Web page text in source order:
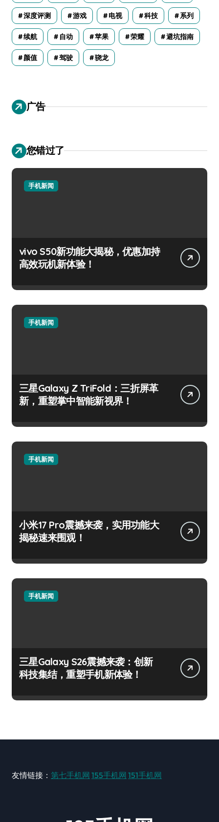
深度评测 游戏 电视 科技 系列
续航 自动 苹果 荣耀 避坑指南
颜值 驾驶 骁龙
广告
您错过了
手机新闻
vivo S50新功能大揭秘，优惠加持
高效玩机新体验！
手机新闻
三星Galaxy Z TriFold：三折屏革
新，重塑掌中智能新视界！
手机新闻
小米17 Pro震撼来袭，实用功能大
揭秘速来围观！
手机新闻
三星Galaxy S26震撼来袭：创新
科技集结，重塑手机新体验！
友情链接： 第七手机网 155手机网 151手机网